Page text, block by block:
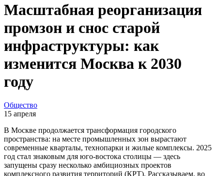
Масштабная реорганизация
промзон и снос старой
инфраструктуры: как
изменится Москва к 2030
году
Общество
15 апреля
В Москве продолжается трансформация городского
пространства: на месте промышленных зон вырастают
современные кварталы, технопарки и жилые комплексы. 2025
год стал знаковым для юго-востока столицы — здесь
запущены сразу несколько амбициозных проектов
комплексного развития территорий (КРТ). Рассказываем, во